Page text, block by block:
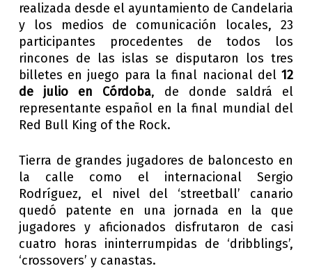
realizada desde el ayuntamiento de Candelaria
y los medios de comunicación locales, 23
participantes procedentes de todos los
rincones de las islas se disputaron los tres
billetes en juego para la final nacional del12
de julio en Córdoba, de donde saldrá el
representante español en la final mundial del
Red Bull King of the Rock.
Tierra de grandes jugadores de baloncesto en
la calle como el internacional Sergio
Rodríguez, el nivel del ‘streetball’ canario
quedó patente en una jornada en la que
jugadores y aficionados disfrutaron de casi
cuatro horas ininterrumpidas de ‘dribblings’,
‘crossovers’ y canastas.